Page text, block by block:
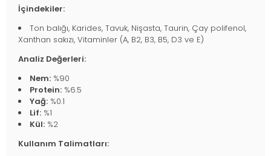
İçindekiler:
Ton balığı, Karides, Tavuk, Nişasta, Taurin, Çay polifenol,
Xanthan sakızı, Vitaminler (A, B2, B3, B5, D3 ve E)
Analiz Değerleri:
Nem: %90
Protein: %6.5
Yağ: %0.1
Lif: %1
Kül: %2
Kullanım Talimatları: